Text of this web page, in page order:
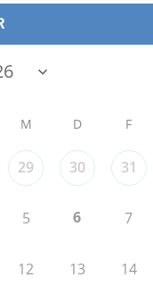
M D F
29 30 31
5 6 7
12 13 14